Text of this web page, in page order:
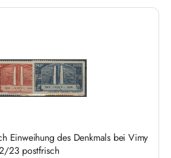
Einweihung des Denkmals bei Vimy
23 postfrisch